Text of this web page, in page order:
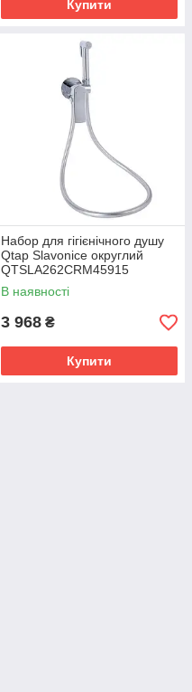
Купити
Набор для гігієнічного душу
Qtap Slavonice округлий
QTSLA262CRM45915
Chrome
В наявності
3 968 ₴
Купити